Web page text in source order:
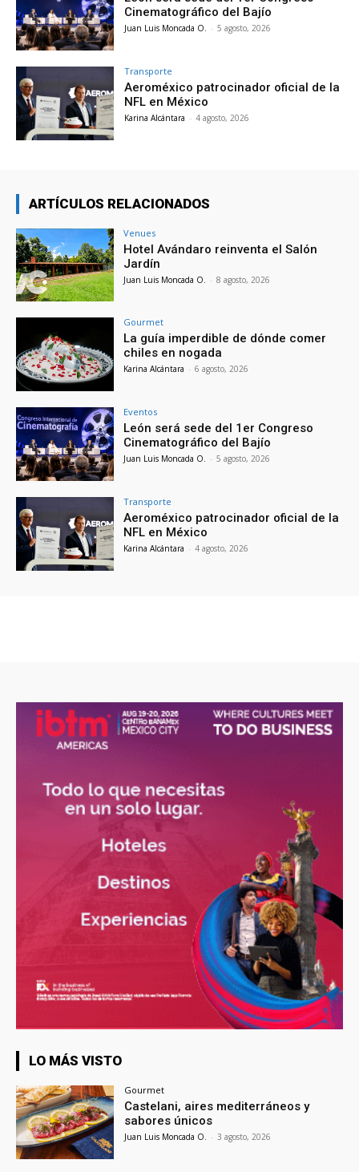
Cinematográfico del Bajío
Juan Luis Moncada O. - 5 agosto, 2026
Transporte
Aeroméxico patrocinador oficial de la
NFL en México
Karina Alcántara - 4 agosto, 2026
ARTÍCULOS RELACIONADOS
Venues
Hotel Avándaro reinventa el Salón
Jardín
Juan Luis Moncada O. - 8 agosto, 2026
Gourmet
La guía imperdible de dónde comer
chiles en nogada
Karina Alcántara - 6 agosto, 2026
Eventos
León será sede del 1er Congreso
Cinematográfico del Bajío
Juan Luis Moncada O. - 5 agosto, 2026
Transporte
Aeroméxico patrocinador oficial de la
NFL en México
Karina Alcántara - 4 agosto, 2026
LO MÁS VISTO
Gourmet
Castelani, aires mediterráneos y
sabores únicos
Juan Luis Moncada O. - 3 agosto, 2026